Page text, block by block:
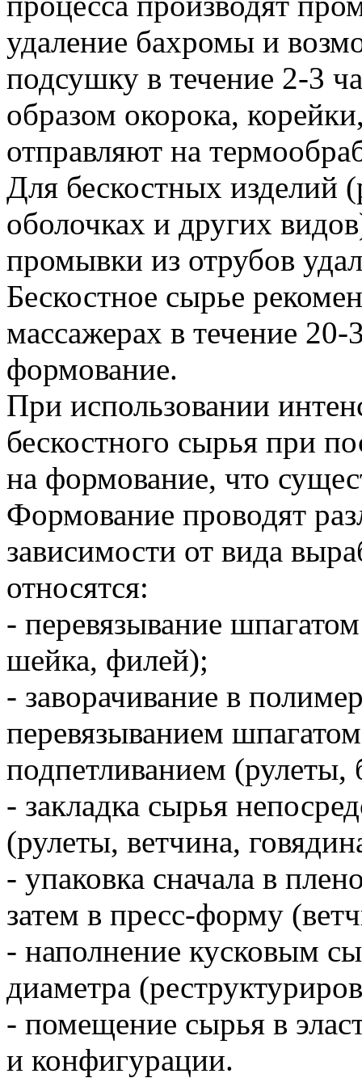
удаление бахромы и
подсушку в течение 2-3
образом окорока,
отправляют на
Для бескостных изделий
оболочках и других
промывки из отрубов
Бескостное сырье
массажерах в течение
формование.
При использовании
бескостного сырья при
на формование, что
Формование проводят
зависимости от вида
относятся:
- перевязывание
шейка, филей);
- заворачивание в
перевязыванием
подпетливанием
- закладка сырья
(рулеты, ветчина,
- упаковка сначала в
затем в пресс-форму
- наполнение кусковым
диаметра
- помещение сырья в
и конфигурации.